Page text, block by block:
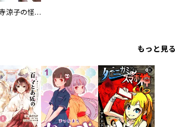
薬師寺涼子の怪奇事件簿 短編集
もっと見る